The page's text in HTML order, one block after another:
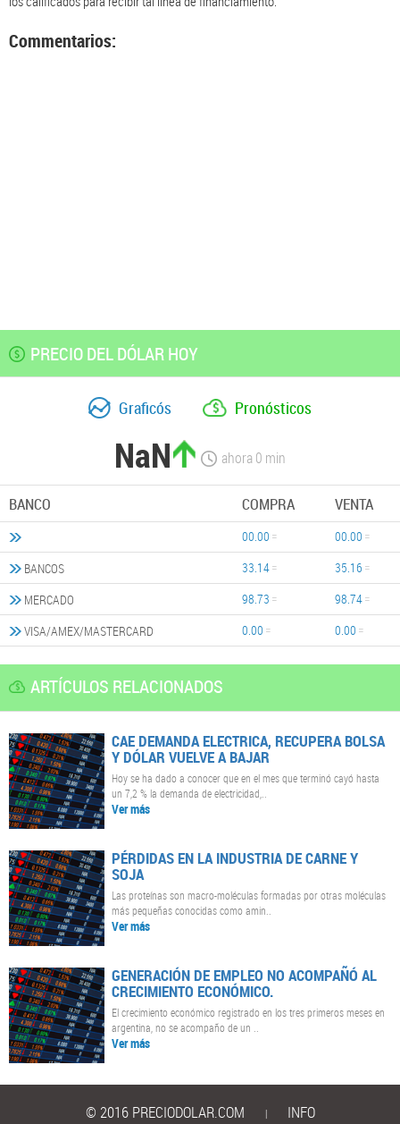
Commentarios:
PRECIO DEL DÓLAR HOY
Graficós Pronósticos
NaN ahora0 min
BANCO COMPRA VENTA
00.00
00.00
BANCOS
33.14
35.16
MERCADO
98.73
98.74
VISA/AMEX/MASTERCARD
0.00 0.00
ARTÍCULOS RELACIONADOS
CAE DEMANDA ELECTRICA, RECUPERA BOLSA
Y DÓLAR VUELVE A BAJAR
Hoy se ha dado a conocer que en el mes que terminó cayó hasta
un 7,2 % la demanda de electricidad,..
Ver más
PÉRDIDAS EN LA INDUSTRIA DE CARNE Y
SOJA
Las proteínas son macro-moléculas formadas por otras moléculas
más pequeñas conocidas como amin..
Ver más
GENERACIÓN DE EMPLEO NO ACOMPAÑÓ AL
CRECIMIENTO ECONÓMICO.
El crecimiento económico registrado en los tres primeros meses en
argentina, no se acompaño de un ..
Ver más
© 2016 PRECIODOLAR.COM | INFO